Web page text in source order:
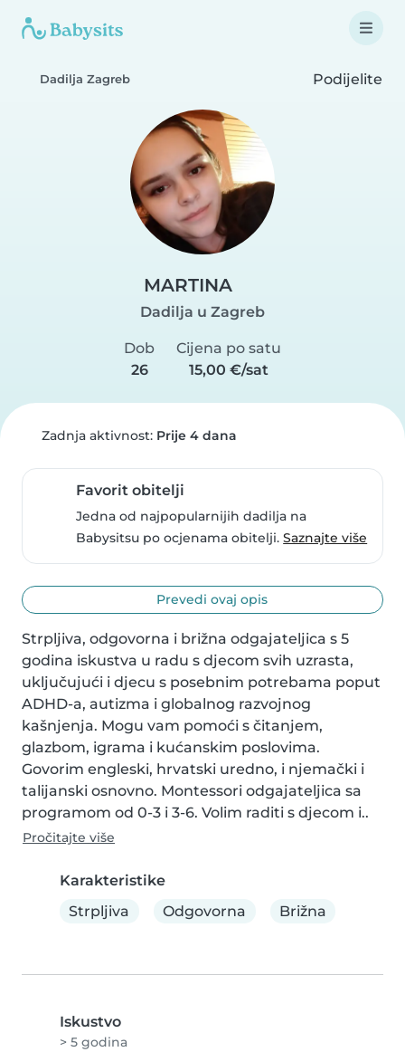
Dadilja Zagreb Podijelite
MARTINA
Dadilja u Zagreb
Dob
26
Cijena po satu
15,00 €/sat
Zadnja aktivnost: Prije 4 dana
Favorit obitelji
Jedna od najpopularnijih dadilja na
Babysitsu po ocjenama obitelji.Saznajte više
Prevedi ovaj opis
Strpljiva, odgovorna i brižna odgajateljica s 5
godina iskustva u radu s djecom svih uzrasta,
uključujući i djecu s posebnim potrebama poput
ADHD-a, autizma i globalnog razvojnog
kašnjenja. Mogu vam pomoći s čitanjem,
glazbom, igrama i kućanskim poslovima.
Govorim engleski, hrvatski uredno, i njemački i
talijanski osnovno. Montessori odgajateljica sa
programom od 0-3 i 3-6. Volim raditi s djecom i..
Pročitajte više
Karakteristike
Strpljiva
Odgovorna Brižna
Iskustvo
> 5 godina